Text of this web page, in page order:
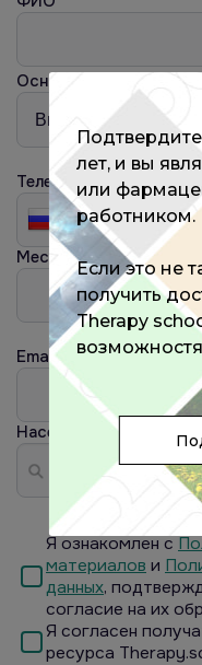
Основная
Телефон
Место работы ?
Email
Населённый пункт ?
Я ознакомлен с
материалов и
данных,
согласие на их
Я согласен
ресурса
лет, и вы
или
работником.
Если это не
получить
Therapy